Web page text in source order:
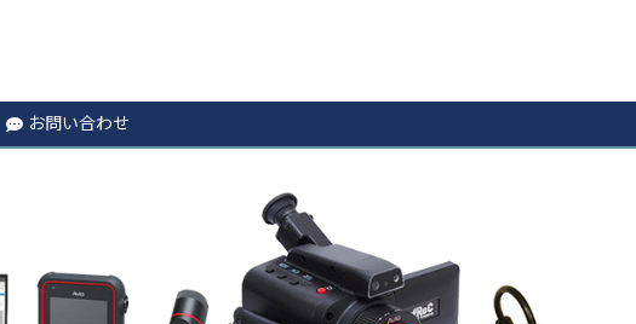
お問い合わせ